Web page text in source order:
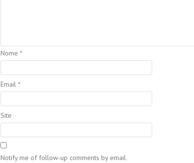
Nome *
Email *
Site
Notify me of follow-up comments by email.